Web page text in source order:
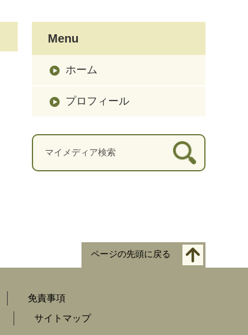
Menu
ホーム
プロフィール
ページの先頭に戻る
免責事項
サイトマップ